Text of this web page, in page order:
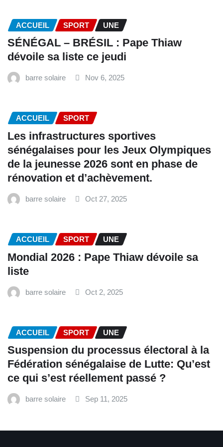
ACCUEIL SPORT UNE
SÉNÉGAL – BRÉSIL : Pape Thiaw
dévoile sa liste ce jeudi
barre solaire Nov 6, 2025
ACCUEIL SPORT
Les infrastructures sportives
sénégalaises pour les Jeux Olympiques
de la jeunesse 2026 sont en phase de
rénovation et d’achèvement.
barre solaire Oct 27, 2025
ACCUEIL SPORT UNE
Mondial 2026 : Pape Thiaw dévoile sa
liste
barre solaire Oct 2, 2025
ACCUEIL SPORT UNE
‎Suspension du processus électoral à la
Fédération sénégalaise de Lutte: Qu’est
ce qui s’est réellement passé ? ‎‎
barre solaire Sep 11, 2025